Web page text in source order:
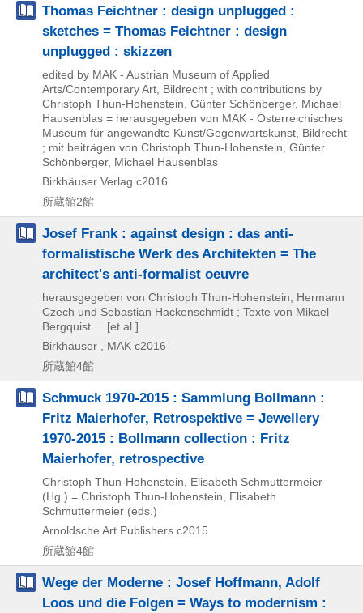
Thomas Feichtner : design unplugged :
sketches = Thomas Feichtner : design
unplugged : skizzen
edited by MAK - Austrian Museum of Applied
Arts/Contemporary Art, Bildrecht ; with contributions by
Christoph Thun-Hohenstein, Günter Schönberger, Michael
Hausenblas = herausgegeben von MAK - Österreichisches
Museum für angewandte Kunst/Gegenwartskunst, Bildrecht
; mit beiträgen von Christoph Thun-Hohenstein, Günter
Schönberger, Michael Hausenblas
Birkhäuser Verlag c2016
所蔵館2館
Josef Frank : against design : das anti-
formalistische Werk des Architekten = The
architect's anti-formalist oeuvre
herausgegeben von Christoph Thun-Hohenstein, Hermann
Czech und Sebastian Hackenschmidt ; Texte von Mikael
Bergquist ... [et al.]
Birkhäuser , MAK c2016
所蔵館4館
Schmuck 1970-2015 : Sammlung Bollmann :
Fritz Maierhofer, Retrospektive = Jewellery
1970-2015 : Bollmann collection : Fritz
Maierhofer, retrospective
Christoph Thun-Hohenstein, Elisabeth Schmuttermeier
(Hg.) = Christoph Thun-Hohenstein, Elisabeth
Schmuttermeier (eds.)
Arnoldsche Art Publishers c2015
所蔵館4館
Wege der Moderne : Josef Hoffmann, Adolf
Loos und die Folgen = Ways to modernism :